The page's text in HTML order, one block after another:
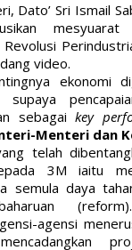
Dato’ Sri Ismail
video.
ekonomi
sebagaikey
Menteri dan
telah
3M iaitu
semula daya
agensi